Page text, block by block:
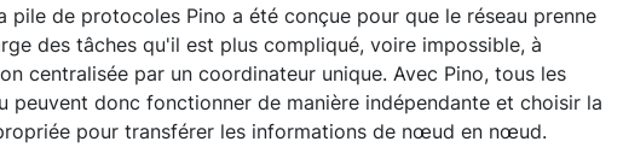
pile de protocoles Pino a été conçue pour que le réseau prenne
des tâches qu'il est plus compliqué, voire impossible, à
centralisée par un coordinateur unique. Avec Pino, tous les
peuvent donc fonctionner de manière indépendante et choisir la
pour transférer les informations de nœud en nœud.